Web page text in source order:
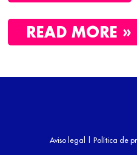
READ MORE »
Aviso legal Política de